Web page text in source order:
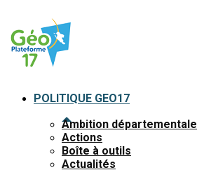
POLITIQUE GEO17
Ambition départementale
Actions
Boîte à outils
Actualités